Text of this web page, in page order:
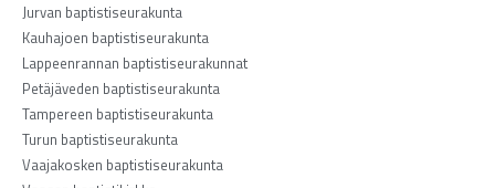
Jurvan baptistiseurakunta
Kauhajoen baptistiseurakunta
Lappeenrannan baptistiseurakunnat
Petäjäveden baptistiseurakunta
Tampereen baptistiseurakunta
Turun baptistiseurakunta
Vaajakosken baptistiseurakunta